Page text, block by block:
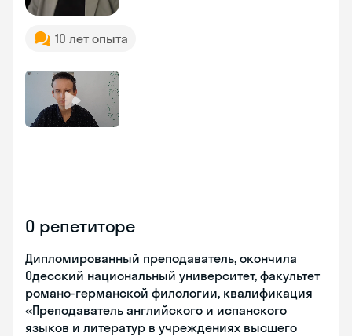
10 лет опыта
О репетиторе
Дипломированный преподаватель, окончила
Одесский национальный университет, факультет
романо-германской филологии, квалификация
«Преподаватель английского и испанского
языков и литератур в учреждениях высшего